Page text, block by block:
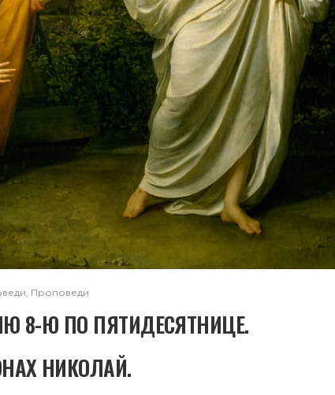
Проповеди
8-Ю ПО ПЯТИДЕСЯТНИЦЕ.
НИКОЛАЙ.